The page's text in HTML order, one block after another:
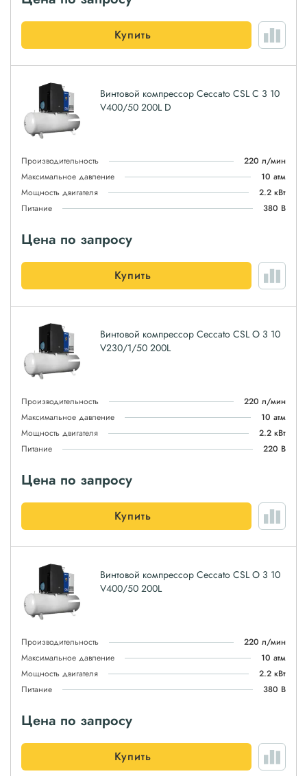
Купить
Винтовой компрессор Ceccato CSL C 3 10
V400/50 200L D
Производительность
220 л/мин
Максимальное давление
10 атм
Мощность двигателя
2.2 кВт
Питание
380 В
Цена по запросу
Купить
Винтовой компрессор Ceccato CSL O 3 10
V230/1/50 200L
Производительность
220 л/мин
Максимальное давление
10 атм
Мощность двигателя
2.2 кВт
Питание
220 В
Цена по запросу
Купить
Винтовой компрессор Ceccato CSL O 3 10
V400/50 200L
Производительность
220 л/мин
Максимальное давление
10 атм
Мощность двигателя
2.2 кВт
Питание
380 В
Цена по запросу
Купить